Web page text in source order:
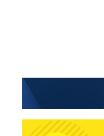
-11686초 전 >
[속
-11348초 전 >"韓
-11175초 전 >
'월